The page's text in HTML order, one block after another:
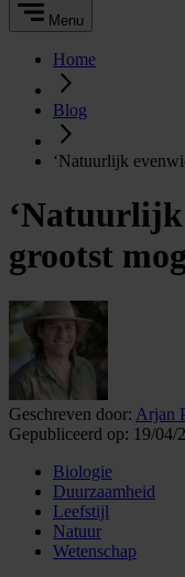
Menu
Home
Blog
‘Natuurlijk
‘Natuurlijk
grootst
Geschreven door: Arjan
Gepubliceerd op: 19/04/
Biologie
Duurzaamheid
Leefstijl
Natuur
Wetenschap